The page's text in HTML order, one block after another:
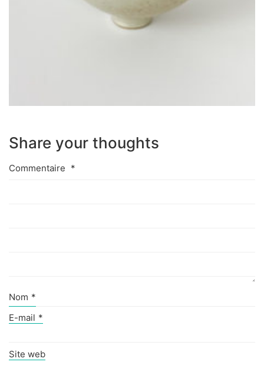
Share your thoughts
Commentaire *
Nom *
E-mail *
Site web